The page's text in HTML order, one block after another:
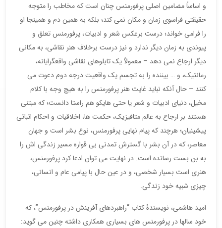
و اساساً مضامین اصلی پرفورمنس چنان است که مخاطب را متوجه
حقیقتی فراسوی زمان و مکان نمی کند؛ بلکه به همین دم و همینجا او
را فرامی خواند؛ درست برعکس شعر و ادبیات، پرفورمنس تعلق و
پیوندی به زمان دیگر ندارد و نیز درست برخلاف هنر نقاشی، به مکانی
دیگر ارجاع نمی دهد – معمولاً یک تابلوهای نقاشی واقعگرایانه،
رمانتیک، و … بیننده را به تجسم یک واقعیت درجه دوم دعوت می
کنند – حال آنکه نباید غایت هنر پرفورمنس را به هیچ وجه با کلام
مخیل، دنیای ادبیات و شعر یا حتی هایکو هم راستا دانست؛ که مبتنی
هستند بر ارجاع به عالم متافیزیک، حکمت ها، اخلاقیات و احکام اثباتی
پیشینیان؛ هرچند که پیام نهایی پرفورمنس، نوع بشر است و جهان
معاصر، که در آن بشر با گسترش تمدنی بی قواره مسیر زندگی اش را
به بن بست رسانده است. در نهایت می توان ادعا کرد پرفورمنس،
هنری است بسیار شخصی، و در عین حال با پیامی عام و انسانی،
چیزی شبیه خود زندگی.
امید هاشمی، نویسندۀ کتاب “راهبردهای آفرینش در پرفورمنس”، که
خود سالها در پرفورمنس های بسیاری همکاری داشته چنین می گوید: